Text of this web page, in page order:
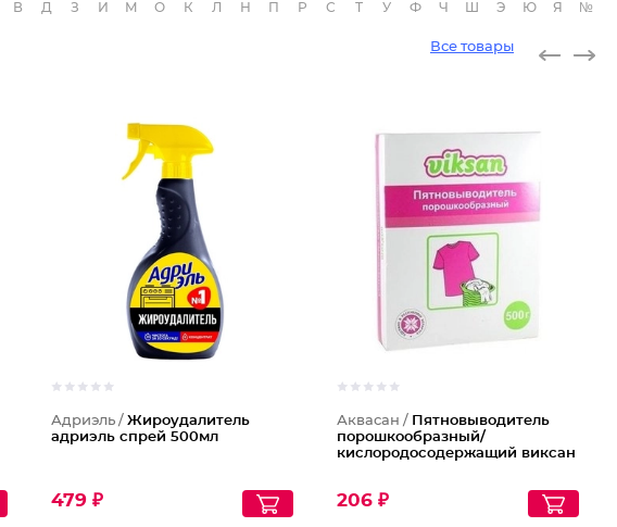
В Д З И М О К Л Н П Р С Т У Ф Ч Э Ю Я №
Все товары
Адриэль /Жироудалитель
адриэль спрей 500мл
479 ₽
Аквасан / Пятновыводитель
порошкообразный/
кислородосодержащий виксан
206 ₽